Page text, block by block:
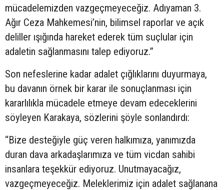
mücadelemizden vazgeçmeyeceğiz. Adıyaman 3.
Ağır Ceza Mahkemesi’nin, bilimsel raporlar ve açık
deliller ışığında hareket ederek tüm suçlular için
adaletin sağlanmasını talep ediyoruz.”
Son nefeslerine kadar adalet çığlıklarını duyurmaya,
bu davanın örnek bir karar ile sonuçlanması için
kararlılıkla mücadele etmeye devam edeceklerini
söyleyen Karakaya, sözlerini şöyle sonlandırdı:
“Bize desteğiyle güç veren halkımıza, yanımızda
duran dava arkadaşlarımıza ve tüm vicdan sahibi
insanlara teşekkür ediyoruz. Unutmayacağız,
vazgeçmeyeceğiz. Meleklerimiz için adalet sağlanana